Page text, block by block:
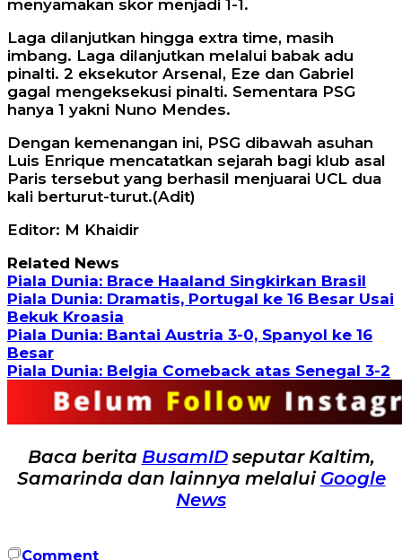
menyamakan skor menjadi 1-1.
Laga dilanjutkan hingga extra time, masih
imbang. Laga dilanjutkan melalui babak adu
pinalti. 2 eksekutor Arsenal, Eze dan Gabriel
gagal mengeksekusi pinalti. Sementara PSG
hanya 1 yakni Nuno Mendes.
Dengan kemenangan ini, PSG dibawah asuhan
Luis Enrique mencatatkan sejarah bagi klub asal
Paris tersebut yang berhasil menjuarai UCL dua
kali berturut-turut.(Adit)
Editor: M Khaidir
Related News
Piala Dunia: Brace Haaland Singkirkan Brasil
Piala Dunia: Dramatis, Portugal ke 16 Besar Usai
Bekuk Kroasia
Piala Dunia: Bantai Austria 3-0, Spanyol ke 16
Besar
Piala Dunia: Belgia Comeback atas Senegal 3-2
Baca berita BusamIDseputar Kaltim,
Samarinda dan lainnya melalui Google
News
Comment